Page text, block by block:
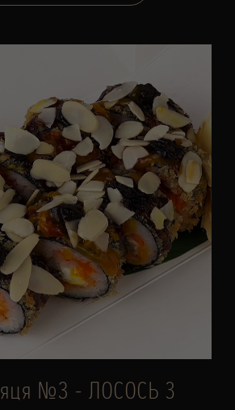
№3 - ЛОСОСЬ З